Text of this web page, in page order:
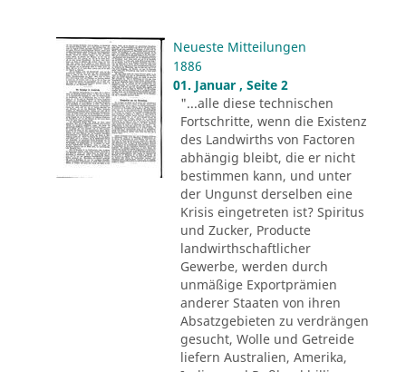
Neueste Mitteilungen
1886
01. Januar , Seite 2
"...alle diese technischen
Fortschritte, wenn die Existenz
des Landwirths von Factoren
abhängig bleibt, die er nicht
bestimmen kann, und unter
der Ungunst derselben eine
Krisis eingetreten ist? Spiritus
und Zucker, Producte
landwirthschaftlicher
Gewerbe, werden durch
unmäßige Exportprämien
anderer Staaten von ihren
Absatzgebieten zu verdrängen
gesucht, Wolle und Getreide
liefern Australien, Amerika,